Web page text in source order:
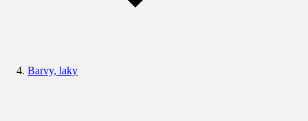
Barvy, laky